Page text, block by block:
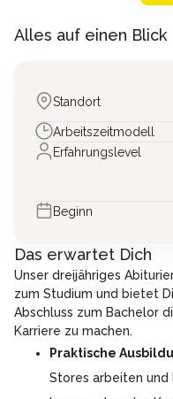
Alles auf einen Blick
Standort
Arbeitszeitmodell
Erfahrungslevel
Beginn
Das erwartet Dich
Unser dreijähriges
zum Studium und bietet
Abschluss zum Bachelor
Karriere zu machen.
Praktische
Stores arbeiten